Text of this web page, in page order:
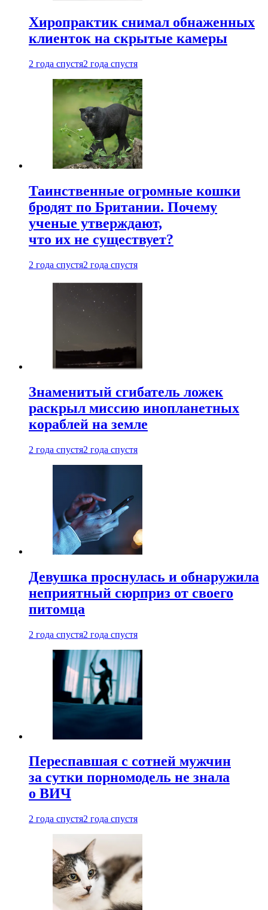
Хиропрактик снимал обнаженных
клиенток на скрытые камеры
2 года спустя2 года спустя
Таинственные огромные кошки
бродят по Британии. Почему
ученые утверждают,
что их не существует?
2 года спустя2 года спустя
Знаменитый сгибатель ложек
раскрыл миссию инопланетных
кораблей на земле
2 года спустя2 года спустя
Девушка проснулась и обнаружила
неприятный сюрприз от своего
питомца
2 года спустя2 года спустя
Переспавшая с сотней мужчин
за сутки порномодель не знала
о ВИЧ
2 года спустя2 года спустя